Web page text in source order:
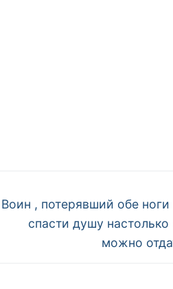
Следующая
запись:
Воин , потерявший обе
спасти душу
можно